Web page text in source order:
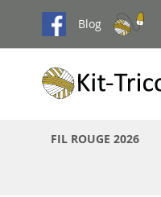
Aller
au
contenu
Blog
FIL ROUGE 2026